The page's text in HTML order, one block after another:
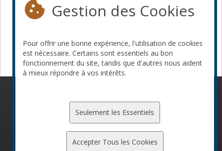
Devenir commanditaire
Gestion des Cookies
Pour offrir une bonne expérience, l'utilisation de cookies
est nécessaire. Certains sont essentiels au bon
fonctionnement du site, tandis que d'autres nous aident
à mieux répondre à vos intérêts.
Seulement les Essentiels
Accepter Tous les Cookies